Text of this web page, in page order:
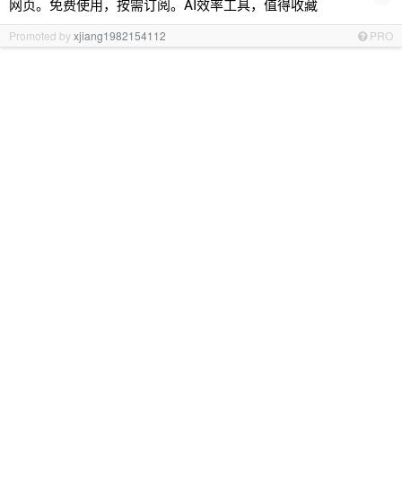
网页。免费使用，按需订阅。AI效率工具，值得收藏
Promoted byxjiang1982154112 PRO